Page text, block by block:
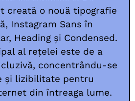
creată o nouă tipografie
Instagram Sans în
Heading și Condensed.
al rețelei este de a
concentrându-se
și lizibilitate pentru
din întreaga lume.